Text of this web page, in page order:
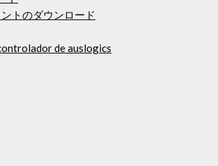
トのダウンロード
de auslogics